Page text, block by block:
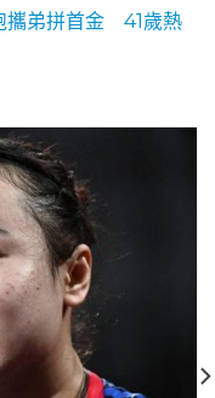
攜弟拼首金 41歲熱